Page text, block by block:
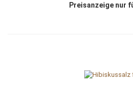
Preisanzeige nur